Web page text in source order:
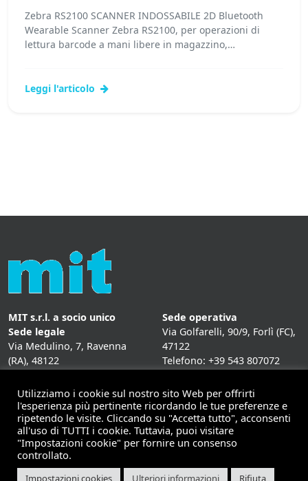
Zebra RS2100 SCANNER INDOSSABILE 2D Bluetooth
Wearable Scanner Zebra RS2100, per operazioni di
lettura barcode a mani libere in magazzino,
Leggi l'articolo
MIT s.r.l. a socio unico
Sede legale
Via Medulino, 7, Ravenna
(RA), 48122
Sede operativa
Via Golfarelli, 90/9, Forlì (FC),
47122
Telefono: +39 543 807072
Mail: info@mitweb.it
INFORMATIVE
Privacy Policy
Cookie Policy
Utilizziamo i cookie sul nostro sito Web per offrirti
l'esperienza più pertinente ricordando le tue preferenze e
ripetendo le visite. Cliccando su "Accetta tutto", acconsenti
all'uso di TUTTI i cookie. Tuttavia, puoi visitare
"Impostazioni cookie" per fornire un consenso
controllato.
Impostazioni cookies Ulteriori informazioni Rifiuta